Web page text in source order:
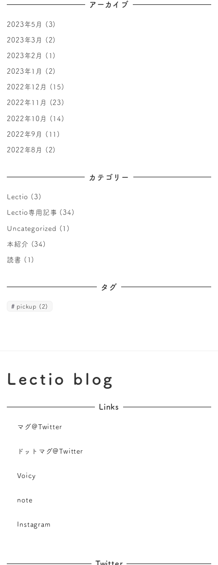
アーカイブ
2023年5月 (3)
2023年3月 (2)
2023年2月 (1)
2023年1月 (2)
2022年12月 (15)
2022年11月 (23)
2022年10月 (14)
2022年9月 (11)
2022年8月 (2)
カテゴリー
Lectio (3)
Lectio専用記事 (34)
Uncategorized (1)
本紹介 (34)
読書 (1)
タグ
pickup (2)
Lectio blog
Links
マグ@Twitter
ドットマグ@Twitter
Voicy
note
Instagram